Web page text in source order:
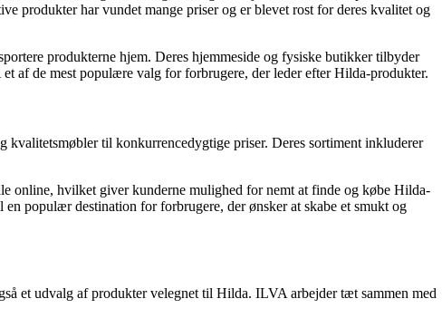
produkter har vundet mange priser og er blevet rost for deres kvalitet og
produkterne hjem. Deres hjemmeside og fysiske butikker tilbyder
af de mest populære valg for forbrugere, der leder efter Hilda-produkter.
til konkurrencedygtige priser. Deres sortiment inkluderer
online, hvilket giver kunderne mulighed for nemt at finde og købe Hilda-
populær destination for forbrugere, der ønsker at skabe et smukt og
et udvalg af produkter velegnet til Hilda. ILVA arbejder tæt sammen med